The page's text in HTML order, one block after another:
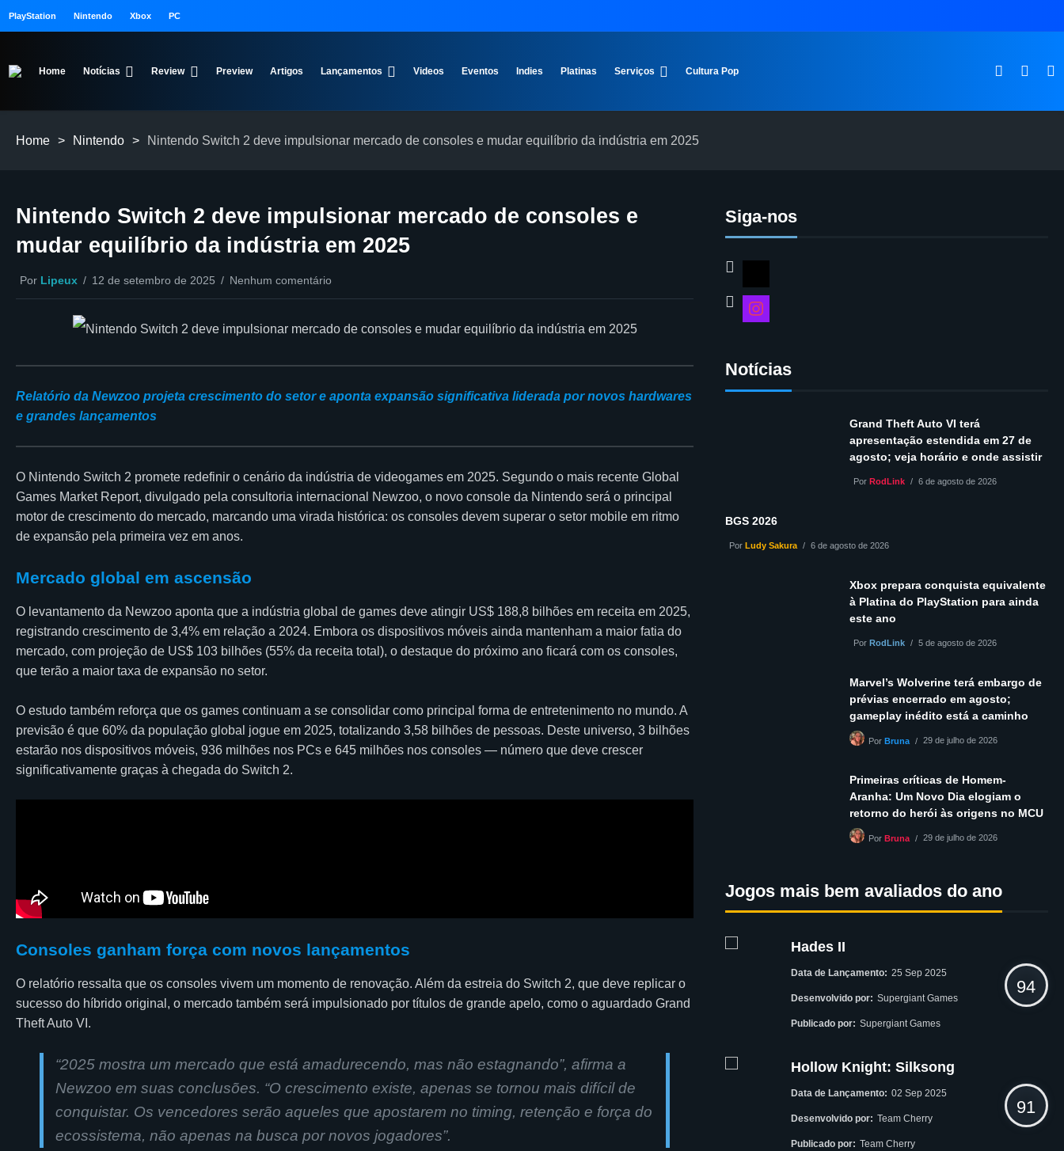
PlayStation Nintendo Xbox PC
Home Notícias Review Preview Artigos Lançamentos Videos Eventos Indies Platinas Serviços Cultura Pop
Home > Nintendo > Nintendo Switch 2 deve impulsionar mercado de consoles e mudar equilíbrio da indústria em 2025
Nintendo Switch 2 deve impulsionar mercado de consoles e
mudar equilíbrio da indústria em 2025
Por Lipeux 12 de setembro de 2025 Nenhum comentário
Relatório da Newzoo projeta crescimento do setor e aponta expansão significativa liderada por novos hardwares
e grandes lançamentos
O Nintendo Switch 2 promete redefinir o cenário da indústria de videogames em 2025. Segundo o mais recente Global
Games Market Report, divulgado pela consultoria internacional Newzoo, o novo console da Nintendo será o principal
motor de crescimento do mercado, marcando uma virada histórica: os consoles devem superar o setor mobile em ritmo
de expansão pela primeira vez em anos.
Mercado global em ascensão
O levantamento da Newzoo aponta que a indústria global de games deve atingir US$ 188,8 bilhões em receita em 2025,
registrando crescimento de 3,4% em relação a 2024. Embora os dispositivos móveis ainda mantenham a maior fatia do
mercado, com projeção de US$ 103 bilhões (55% da receita total), o destaque do próximo ano ficará com os consoles,
que terão a maior taxa de expansão no setor.
O estudo também reforça que os games continuam a se consolidar como principal forma de entretenimento no mundo. A
previsão é que 60% da população global jogue em 2025, totalizando 3,58 bilhões de pessoas. Deste universo, 3 bilhões
estarão nos dispositivos móveis, 936 milhões nos PCs e 645 milhões nos consoles — número que deve crescer
significativamente graças à chegada do Switch 2.
Consoles ganham força com novos lançamentos
O relatório ressalta que os consoles vivem um momento de renovação. Além da estreia do Switch 2, que deve replicar o
sucesso do híbrido original, o mercado também será impulsionado por títulos de grande apelo, como o aguardado Grand
Theft Auto VI.
“2025 mostra um mercado que está amadurecendo, mas não estagnando”, afirma a
Newzoo em suas conclusões. “O crescimento existe, apenas se tornou mais difícil de
conquistar. Os vencedores serão aqueles que apostarem no timing, retenção e força do
ecossistema, não apenas na busca por novos jogadores”.
Siga-nos
Notícias
Grand Theft Auto VI terá
apresentação estendida em 27 de
agosto; veja horário e onde assistir
Por RodLink 6 de agosto de 2026
BGS 2026
PorLudy Sakura 6 de agosto de 2026
Xbox prepara conquista equivalente
à Platina do PlayStation para ainda
este ano
Por RodLink 5 de agosto de 2026
Marvel’s Wolverine terá embargo de
prévias encerrado em agosto;
gameplay inédito está a caminho
PorBruna 29 de julho de 2026
Primeiras críticas de Homem-
Aranha: Um Novo Dia elogiam o
retorno do herói às origens no MCU
PorBruna 29 de julho de 2026
Jogos mais bem avaliados do ano
Hades II
Data de Lançamento: 25 Sep 2025
Desenvolvido por: Supergiant Games
Publicado por: Supergiant Games
94
Hollow Knight: Silksong
Data de Lançamento: 02 Sep 2025
Desenvolvido por: Team Cherry
Publicado por: Team Cherry
91